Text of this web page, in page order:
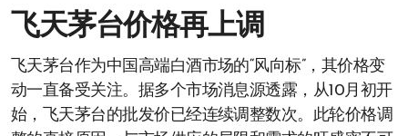
飞天茅台价格再上调
飞天茅台作为中国高端白酒市场的“风向标”，其价格变
动一直备受关注。据多个市场消息源透露，从10月初开
始，飞天茅台的批发价已经连续调整数次。此轮价格调